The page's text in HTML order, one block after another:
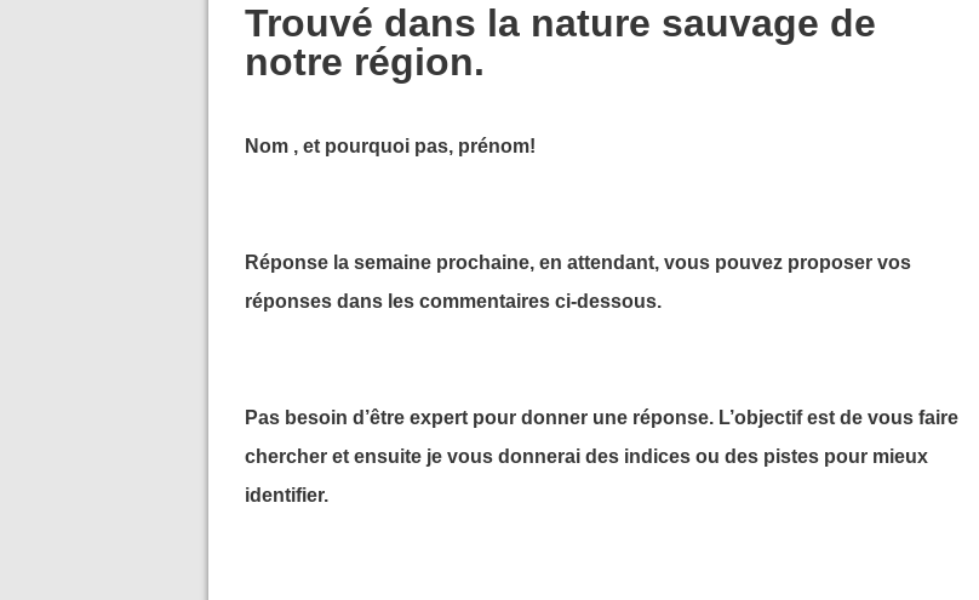
Trouvé dans la nature sauvage de
notre région.
Nom , et pourquoi pas, prénom!
Réponse la semaine prochaine, en attendant, vous pouvez proposer vos
réponses dans les commentaires ci-dessous.
Pas besoin d’être expert pour donner une réponse. L’objectif est de vous faire
chercher et ensuite je vous donnerai des indices ou des pistes pour mieux
identifier.